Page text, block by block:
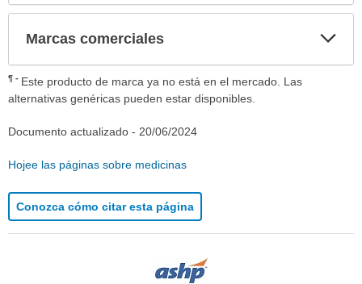
Marcas comerciales
¶
Este producto de marca ya no está en el mercado. Las
alternativas genéricas pueden estar disponibles.
Documento actualizado - 20/06/2024
Hojee las páginas sobre medicinas
Conozca cómo citar esta página